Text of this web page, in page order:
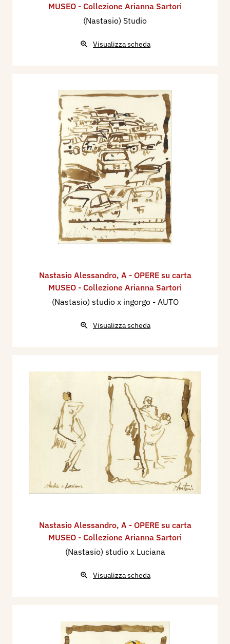
MUSEO - Collezione Arianna Sartori
(Nastasio) Studio
Visualizza scheda
Nastasio Alessandro, A - OPERE su carta
MUSEO - Collezione Arianna Sartori
(Nastasio) studio x ingorgo - AUTO
Visualizza scheda
Nastasio Alessandro, A - OPERE su carta
MUSEO - Collezione Arianna Sartori
(Nastasio) studio x Luciana
Visualizza scheda